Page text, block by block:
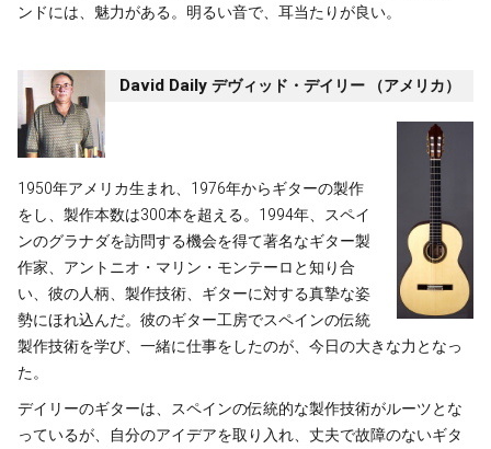
ンドには、魅力がある。明るい音で、耳当たりが良い。
David Daily デヴィッド・デイリー （アメリカ）
1950年アメリカ生まれ、1976年からギターの製作
をし、製作本数は300本を超える。1994年、スペイ
ンのグラナダを訪問する機会を得て著名なギター製
作家、アントニオ・マリン・モンテーロと知り合
い、彼の人柄、製作技術、ギターに対する真摯な姿
勢にほれ込んだ。彼のギター工房でスペインの伝統
製作技術を学び、一緒に仕事をしたのが、今日の大きな力となっ
た。
デイリーのギターは、スペインの伝統的な製作技術がルーツとな
っているが、自分のアイデアを取り入れ、丈夫で故障のないギタ